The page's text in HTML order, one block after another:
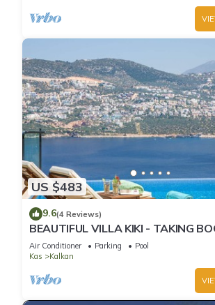
US $483
9.6(4 Reviews)
BEAUTIFUL VILLA KIKI - TAKING
2025
Air Conditioner Parking
Pool
Kas
Kalkan